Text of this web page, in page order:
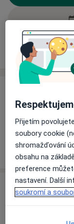
Ceník
Informace o
Tento
Adresa
Vojtěšská
Přijetím
soubory cookie
shromažďování
obsahu na
preference
nastavení. Další
soukromí a